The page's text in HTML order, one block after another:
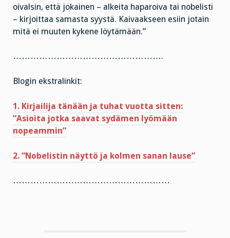
oivalsin, että jokainen – alkeita haparoiva tai nobelisti
– kirjoittaa samasta syystä. Kaivaakseen esiin jotain
mitä ei muuten kykene löytämään.”
…………………………………………….
Blogin ekstralinkit:
1. Kirjailija tänään ja tuhat vuotta sitten:
”Asioita jotka saavat sydämen lyömään
nopeammin”
2. ”Nobelistin näyttö ja kolmen sanan lause”
………………………………………………